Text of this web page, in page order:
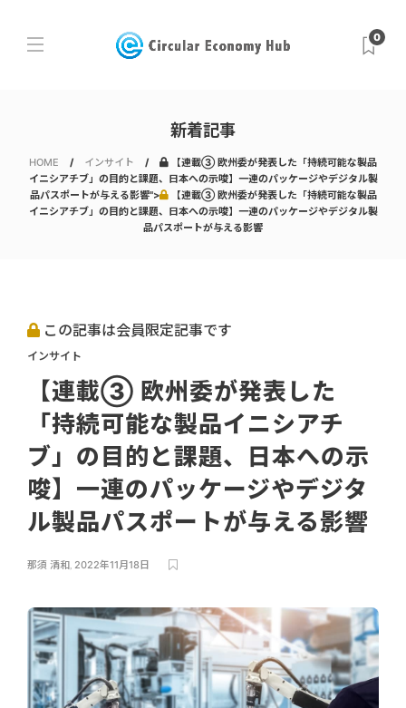
0
新着記事
HOME インサイト
【連載③ 欧州委が発表した「持続可能な製品
イニシアチブ」の目的と課題、日本への示唆】一連のパッケージやデジタル製
品パスポートが与える影響">
【連載③ 欧州委が発表した「持続可能な製品
イニシアチブ」の目的と課題、日本への示唆】一連のパッケージやデジタル製
品パスポートが与える影響
この記事は会員限定記事です
インサイト
【連載③ 欧州委が発表した
「持続可能な製品イニシアチ
ブ」の目的と課題、日本への示
唆】一連のパッケージやデジタ
ル製品パスポートが与える影響
那須 清和, 2022年11月18日